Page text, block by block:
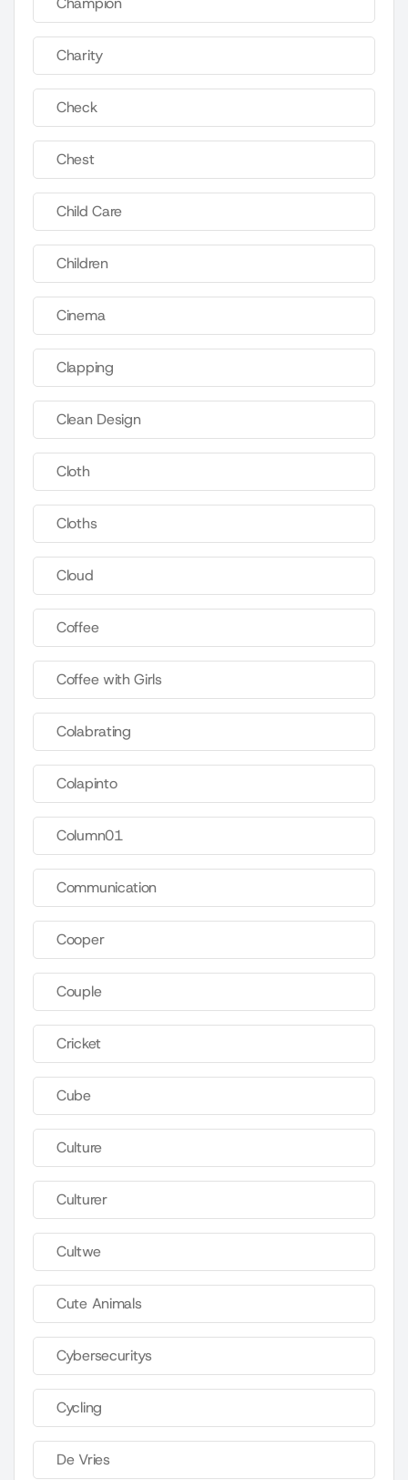
Charity
Check
Chest
Child Care
Children
Cinema
Clapping
Clean Design
Cloth
Cloths
Cloud
Coffee
Coffee with Girls
Colabrating
Colapinto
Column01
Communication
Cooper
Couple
Cricket
Cube
Culture
Culturer
Cultwe
Cute Animals
Cybersecuritys
Cycling
De Vries